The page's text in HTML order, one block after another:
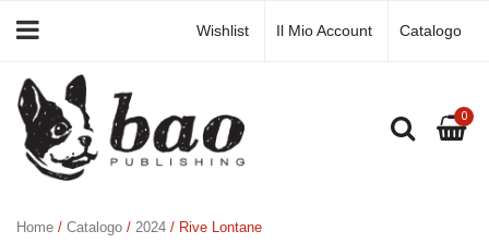
Wishlist Il Mio Account Catalogo
0
Home / Catalogo / 2024 / Rive Lontane